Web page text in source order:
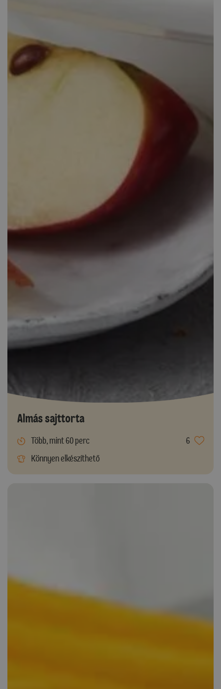
Almás sajttorta
Több, mint 60 perc
6
Könnyen elkészíthető